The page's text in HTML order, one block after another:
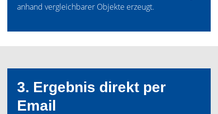
anhand vergleichbarer Objekte erzeugt.
3. Ergebnis direkt per
Email